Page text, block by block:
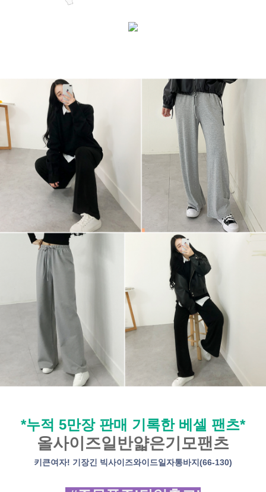
*누적 5만장 판매 기록한 베셀 팬츠*
올사이즈일반얇은기모팬츠
키큰여자! 기장긴 빅사이즈와이드일자통바지(66-130)